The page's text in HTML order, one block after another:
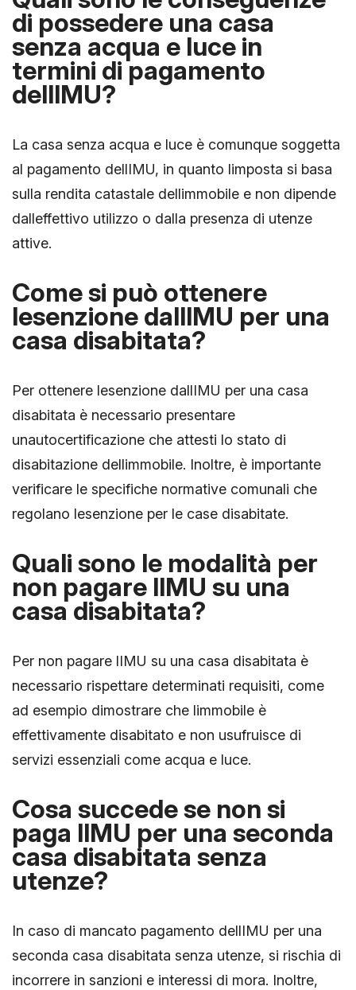
di possedere una casa
senza acqua e luce in
termini di pagamento
dellIMU?
La casa senza acqua e luce è comunque soggetta
al pagamento dellIMU, in quanto limposta si basa
sulla rendita catastale dellimmobile e non dipende
dalleffettivo utilizzo o dalla presenza di utenze
attive.
Come si può ottenere
lesenzione dallIMU per una
casa disabitata?
Per ottenere lesenzione dallIMU per una casa
disabitata è necessario presentare
unautocertificazione che attesti lo stato di
disabitazione dellimmobile. Inoltre, è importante
verificare le specifiche normative comunali che
regolano lesenzione per le case disabitate.
Quali sono le modalità per
non pagare lIMU su una
casa disabitata?
Per non pagare lIMU su una casa disabitata è
necessario rispettare determinati requisiti, come
ad esempio dimostrare che limmobile è
effettivamente disabitato e non usufruisce di
servizi essenziali come acqua e luce.
Cosa succede se non si
paga lIMU per una seconda
casa disabitata senza
utenze?
In caso di mancato pagamento dellIMU per una
seconda casa disabitata senza utenze, si rischia di
incorrere in sanzioni e interessi di mora. Inoltre,